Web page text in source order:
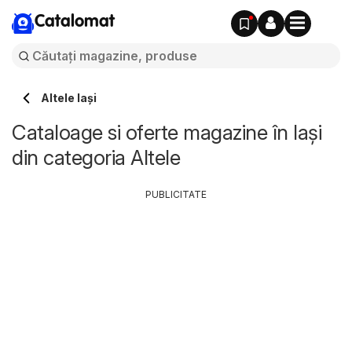
Catalomat
Altele Iași
Cataloage si oferte magazine în Iași
din categoria Altele
PUBLICITATE